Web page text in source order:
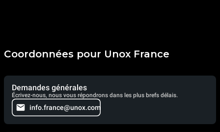
Coordonnées pour Unox France
Demandes générales
Écrivez-nous, nous vous répondrons dans les plus brefs délais.
info.france@unox.com